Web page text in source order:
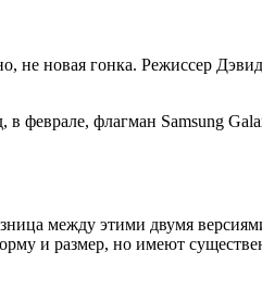
не новая гонка. Режиссер
феврале, флагман Samsung
между этими двумя
и размер, но имеют